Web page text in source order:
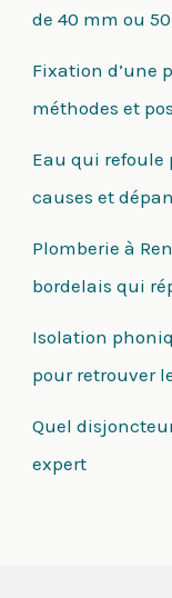
de 40 mm ou
Fixation d’une
méthodes et
Eau qui
causes et
Plomberie à
bordelais qui
Isolation
pour retrouver
Quel
expert